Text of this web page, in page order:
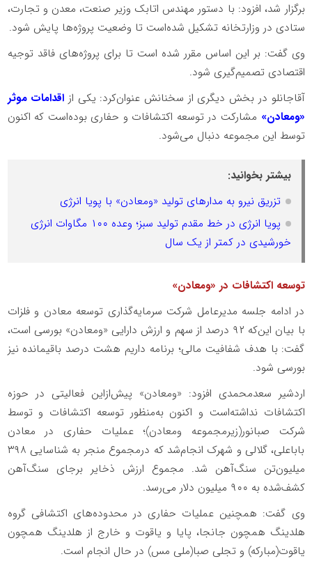
برگزار شد، افزود: با دستور مهندس اتابک وزیر صنعت، معدن و تجارت،
ستادی در وزارتخانه تشکیل شده‌است تا وضعیت پروژه‌ها پایش شود.
وی گفت: بر این اساس مقرر شده است تا برای پروژه‌های فاقد توجیه
اقتصادی تصمیم‌گیری شود.
آقاجانلو در بخش دیگری از سخنانش عنوان‌کرد: یکی از اقدامات موثر
«ومعادن» مشارکت در توسعه اکتشافات و حفاری بوده‌است که اکنون
توسط این مجموعه دنبال می‌شود.
بیشتر بخوانید:
تزریق نیرو به مدارهای تولید «ومعادن» با پویا انرژی
پویا انرژی در خط مقدم تولید سبز؛ وعده ۱۰۰ مگاوات انرژی
خورشیدی در کمتر از یک سال
توسعه اکتشافات در «ومعادن»
در ادامه جلسه مدیرعامل شرکت سرمایه‌گذاری توسعه معادن و فلزات
با بیان این‌که ۹۲ درصد از سهم و ارزش دارایی «ومعادن» بورسی است،
گفت: با هدف شفافیت مالی؛ برنامه داریم هشت درصد باقیمانده نیز
بورسی شود.
اردشیر سعدمحمدی افزود: «ومعادن» پیش‌ازاین فعالیتی در حوزه
اکتشافات نداشته‌است و اکنون به‌منظور توسعه اکتشافات و توسط
شرکت صبانور(زیرمجموعه ومعادن)؛ عملیات حفاری در معادن
باباعلی، گلالی و شهرک انجام‌شد که درمجموع منجر به شناسایی ۳۹۸
میلیون‌تن سنگ‌آهن شد. مجموع ارزش ذخایر برجای سنگ‌آهن
کشف‌شده به ۹۰۰ میلیون دلار می‌رسد.
وی گفت: همچنین عملیات حفاری در محدوده‌های اکتشافی گروه
هلدینگ همچون جانجا، پایا و یاقوت و خارج از هلدینگ همچون
یاقوت(مبارکه) و تجلی صبا(ملی مس) در حال انجام است.